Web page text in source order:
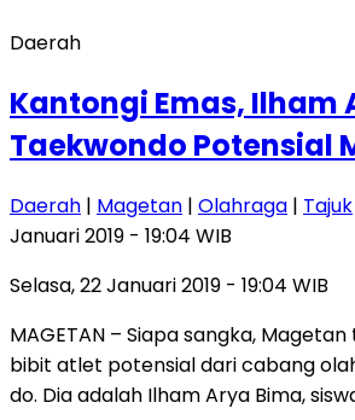
Daerah
Kantongi Emas, Ilham
Taekwondo Potensial
Daerah | Magetan | Olahraga | Tajuk
Januari 2019 - 19:04 WIB
Selasa, 22 Januari 2019 - 19:04 WIB
MAGETAN – Siapa sangka,
bibit atlet potensial dari cabang
do. Dia adalah Ilham Arya Bima,